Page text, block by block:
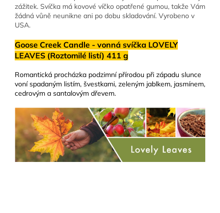
zážitek. Svíčka má kovové víčko opatřené gumou, takže Vám
žádná vůně neunikne ani po dobu skladování. Vyrobeno v
USA.
Goose Creek Candle - vonná svíčka LOVELY
LEAVES (Roztomilé listí) 411 g
Romantická procházka podzimní přírodou při západu slunce
voní spadaným listím, švestkami, zeleným jablkem, jasmínem,
cedrovým a santalovým dřevem.